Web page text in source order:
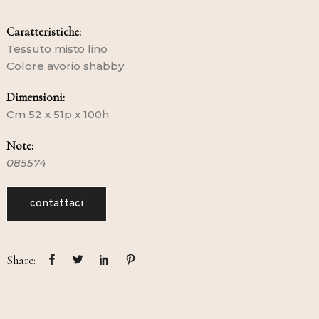
Caratteristiche:
Tessuto misto lino
Colore avorio shabby
Dimensioni:
Cm 52 x 51p x 100h
Note:
085574
contattaci
Share: